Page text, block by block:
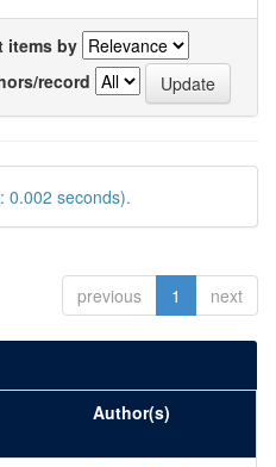
items by
record
0.002 seconds).
previous 1 next
Author(s)